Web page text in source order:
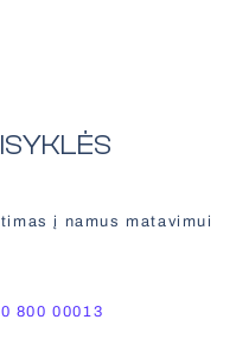
į namus matavimui
0 800 00013